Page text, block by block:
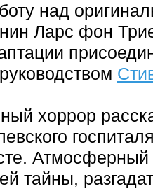
над
Ларс фон
хоррор
Атмосферный
тайны,